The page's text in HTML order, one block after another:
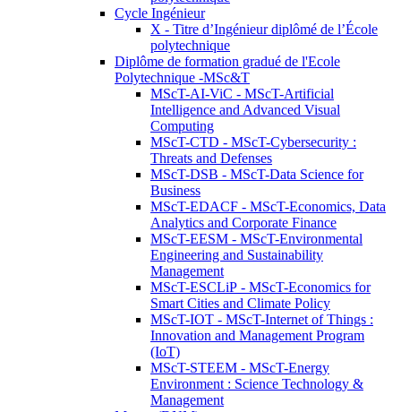
Cycle Ingénieur
X - Titre d’Ingénieur diplômé de l’École
polytechnique
Diplôme de formation gradué de l'Ecole
Polytechnique -MSc&T
MScT-AI-ViC - MScT-Artificial
Intelligence and Advanced Visual
Computing
MScT-CTD - MScT-Cybersecurity :
Threats and Defenses
MScT-DSB - MScT-Data Science for
Business
MScT-EDACF - MScT-Economics, Data
Analytics and Corporate Finance
MScT-EESM - MScT-Environmental
Engineering and Sustainability
Management
MScT-ESCLiP - MScT-Economics for
Smart Cities and Climate Policy
MScT-IOT - MScT-Internet of Things :
Innovation and Management Program
(IoT)
MScT-STEEM - MScT-Energy
Environment : Science Technology &
Management